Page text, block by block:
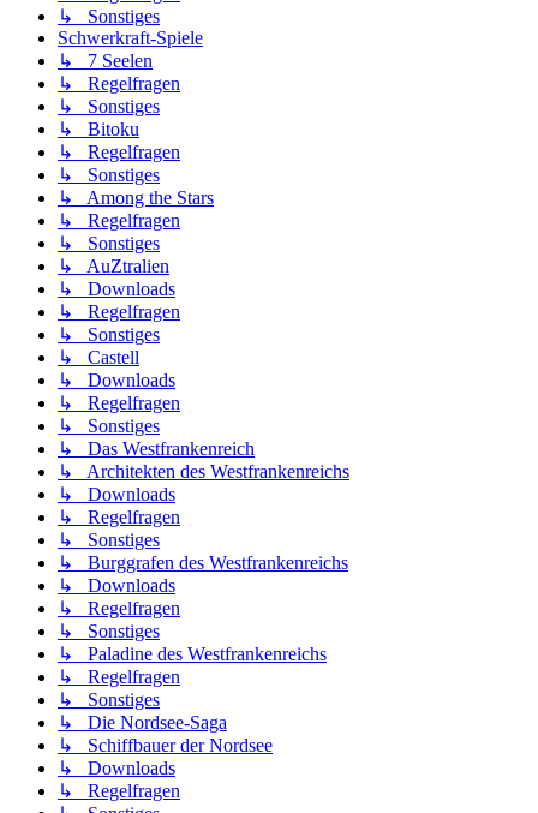
↳ Sonstiges
Schwerkraft-Spiele
↳ 7 Seelen
↳ Regelfragen
↳ Sonstiges
↳ Bitoku
↳ Regelfragen
↳ Sonstiges
↳ Among the Stars
↳ Regelfragen
↳ Sonstiges
↳ AuZtralien
↳ Downloads
↳ Regelfragen
↳ Sonstiges
↳ Castell
↳ Downloads
↳ Regelfragen
↳ Sonstiges
↳ Das Westfrankenreich
↳ Architekten des Westfrankenreichs
↳ Downloads
↳ Regelfragen
↳ Sonstiges
↳ Burggrafen des Westfrankenreichs
↳ Downloads
↳ Regelfragen
↳ Sonstiges
↳ Paladine des Westfrankenreichs
↳ Regelfragen
↳ Sonstiges
↳ Die Nordsee-Saga
↳ Schiffbauer der Nordsee
↳ Downloads
↳ Regelfragen